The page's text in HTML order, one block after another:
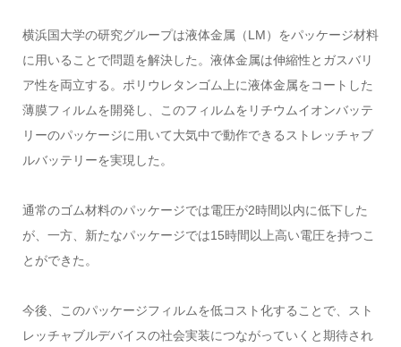
横浜国大学の研究グループは液体金属（LM）をパッケージ材料
に用いることで問題を解決した。液体金属は伸縮性とガスバリ
ア性を両立する。ポリウレタンゴム上に液体金属をコートした
薄膜フィルムを開発し、このフィルムをリチウムイオンバッテ
リーのパッケージに用いて大気中で動作できるストレッチャブ
ルバッテリーを実現した。
通常のゴム材料のパッケージでは電圧が2時間以内に低下した
が、一方、新たなパッケージでは15時間以上高い電圧を持つこ
とができた。
今後、このパッケージフィルムを低コスト化することで、スト
レッチャブルデバイスの社会実装につながっていくと期待され